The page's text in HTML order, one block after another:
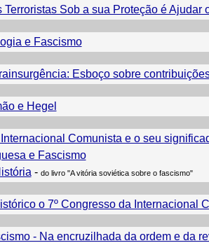
Terroristas Sob a sua Proteção é Ajudar
e Fascismo
Esboço sobre
e Hegel
Comunista e o seu
e Fascismo
- do livro "A vitória soviética sobre o fascismo"
o 7º Congresso da Internacional
- Na encruzilhada da ordem e da